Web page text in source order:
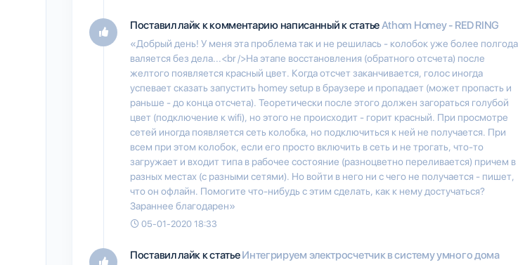
Поставил лайк к комментарию написанный к статьеAthom Homey - RED RING
«Добрый день! У меня эта проблема так и не решилась - колобок уже более полгода
валяется без дела...<br />На этапе восстановления (обратного отсчета) после
желтого появляется красный цвет. Когда отсчет заканчивается, голос иногда
успевает сказать запустить homey setup в браузере и пропадает (может пропасть и
раньше - до конца отсчета). Теоретически после этого должен загораться голубой
цвет (подключение к wifi), но этого не происходит - горит красный. При просмотре
сетей иногда появляется сеть колобка, но подключиться к ней не получается. При
всем при этом колобок, если его просто включить в сеть и не трогать, что-то
загружает и входит типа в рабочее состояние (разноцветно переливается) причем в
разных местах (с разными сетями). Но войти в него ни с чего не получается - пишет,
что он офлайн. Помогите что-нибудь с этим сделать, как к нему достучаться?
Зараннее благодарен»
05-01-2020 18:33
Поставил лайк к статьеИнтегрируем электросчетчик в систему умного дома